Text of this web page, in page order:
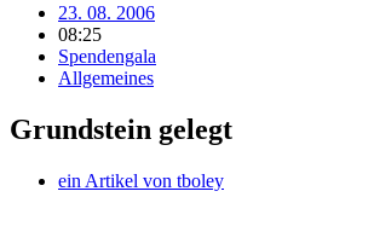
23. 08. 2006
08:25
Spendengala
Allgemeines
Grundstein gelegt
ein Artikel von tboley